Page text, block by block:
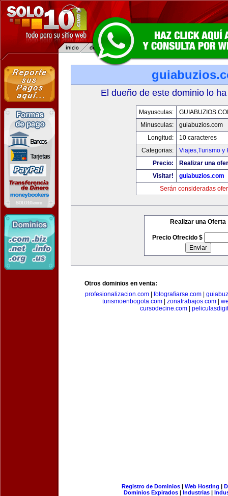
El dueño de este dominio lo
Mayusculas:
Minusculas:
guiabuzios.com
Longitud:
10 caracteres
Categorias:
Viajes,Turismo y
Precio:
Realizar una
Visitar!
guiabuzios.com
Serán consideradas
Realizar una Oferta
Precio Ofrecido $
Otros dominios en venta:
profesionalizacion.com
fotografiarse.com
turismoenbogota.com
zonatrabajos.com
cursodecine.com|
Registro de Dominios| Web Hosting |
Dominios Expirados | Industrias |